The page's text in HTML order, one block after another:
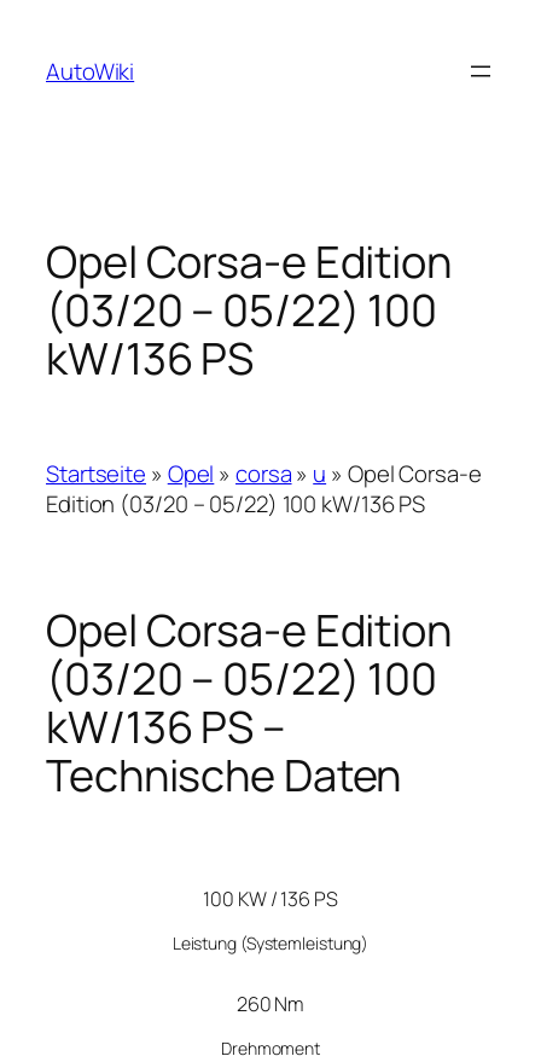
springen
AutoWiki
Opel Corsa-e Edition
(03/20 – 05/22) 100
kW/136 PS
Startseite » Opel »corsa» u » Opel Corsa-e
Edition (03/20 – 05/22) 100 kW/136 PS
Opel Corsa-e Edition
(03/20 – 05/22) 100
kW/136 PS –
Technische Daten
100 KW / 136 PS
Leistung(Systemleistung)
260 Nm
Drehmoment